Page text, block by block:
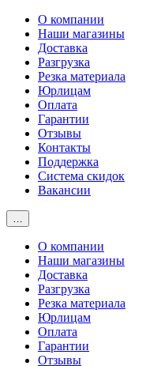
О компании
Наши магазины
Доставка
Разгрузка
Резка материала
Юрлицам
Оплата
Гарантии
Отзывы
Контакты
Поддержка
Система скидок
Вакансии
…
О компании
Наши магазины
Доставка
Разгрузка
Резка материала
Юрлицам
Оплата
Гарантии
Отзывы